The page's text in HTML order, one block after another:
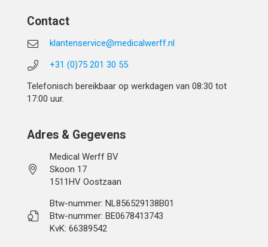
Contact
klantenservice@medicalwerff.nl
+31 (0)75 201 30 55
Telefonisch bereikbaar op werkdagen van 08:30 tot
17:00 uur.
Adres & Gegevens
Medical Werff BV
Skoon 17
1511HV Oostzaan
Btw-nummer: NL856529138B01
Btw-nummer: BE0678413743
KvK: 66389542